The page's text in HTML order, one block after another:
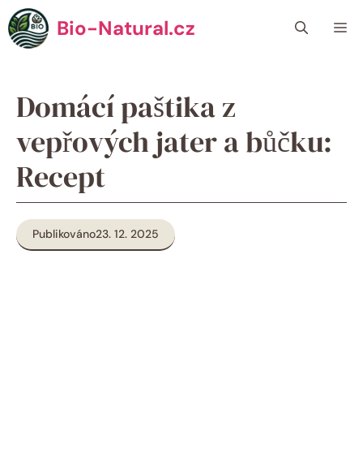
Přeskočit
na
obsah
Bio-Natural.cz
Domácí paštika z
vepřových jater a bůčku:
Recept
Publikováno23. 12. 2025